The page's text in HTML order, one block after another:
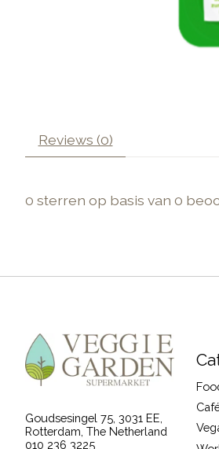
Reviews (0)
0 sterren op basis van 0
Goudsesingel 75, 3031 EE,
Rotterdam, The Netherland
010 236 3225